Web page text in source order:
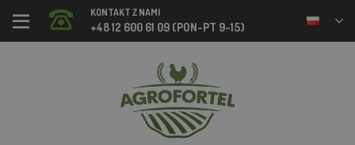
KONTAKT Z NAMI
+48 12 600 61 09 (PON-PT 9-15)